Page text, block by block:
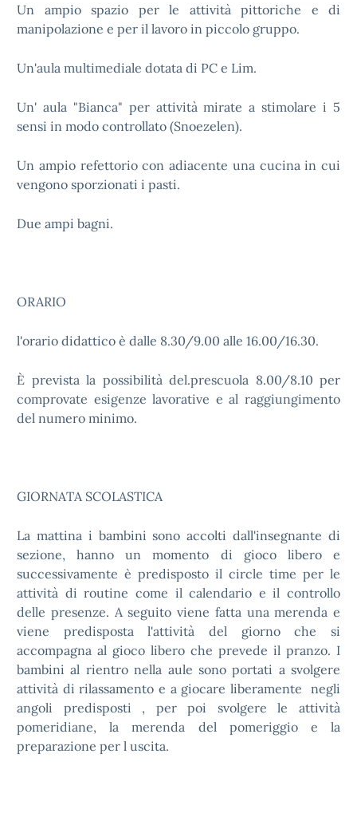
Un ampio spazio per le attività pittoriche e di
manipolazione e per il lavoro in piccolo gruppo.
Un'aula multimediale dotata di PC e Lim.
Un' aula "Bianca" per attività mirate a stimolare i 5
sensi in modo controllato (Snoezelen).
Un ampio refettorio con adiacente una cucina in cui
vengono sporzionati i pasti.
Due ampi bagni.
ORARIO
l'orario didattico è dalle 8.30/9.00 alle 16.00/16.30.
È prevista la possibilità del.prescuola 8.00/8.10 per
comprovate esigenze lavorative e al raggiungimento
del numero minimo.
GIORNATA SCOLASTICA
La mattina i bambini sono accolti dall'insegnante di
sezione, hanno un momento di gioco libero e
successivamente è predisposto il circle time per le
attività di routine come il calendario e il controllo
delle presenze. A seguito viene fatta una merenda e
viene predisposta l'attività del giorno che si
accompagna al gioco libero che prevede il pranzo. I
bambini al rientro nella aule sono portati a svolgere
attività di rilassamento e a giocare liberamente negli
angoli predisposti , per poi svolgere le attività
pomeridiane, la merenda del pomeriggio e la
preparazione per l uscita.